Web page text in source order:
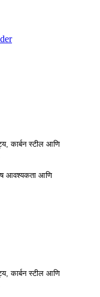
कार्बन स्टील आणि
आवश्यकता आणि
कार्बन स्टील आणि